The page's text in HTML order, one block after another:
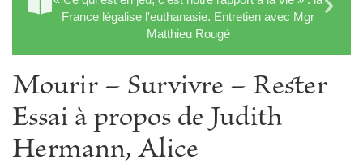
France légalise l'euthanasie. Entretien avec Mgr
Matthieu Rougé
Mourir – Survivre – Rester
Essai à propos de Judith
Hermann, Alice